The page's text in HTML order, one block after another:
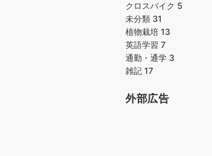
クロスバイク 5
未分類 31
植物栽培 13
英語学習 7
通勤・通学 3
雑記 17
外部広告